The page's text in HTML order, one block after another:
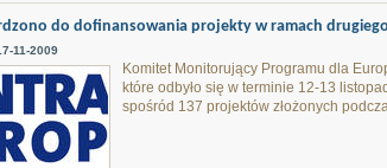
do dofinansowania projekty w ramach
11-2009
Komitet Monitorujący Programu dla
które odbyło się w terminie 12-13
spośród 137 projektów złożonych